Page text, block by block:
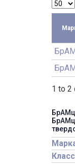
1 to 2